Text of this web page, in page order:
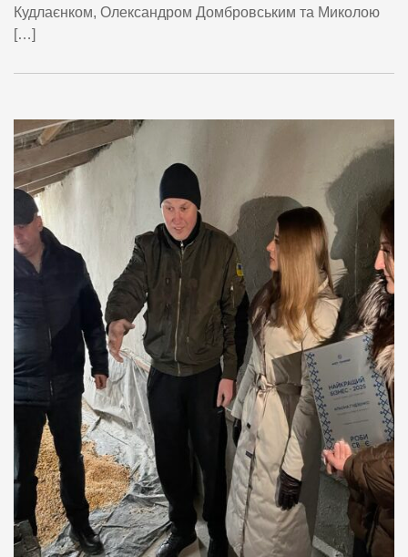
Кудлаєнком, Олександром Домбровським та Миколою
[…]